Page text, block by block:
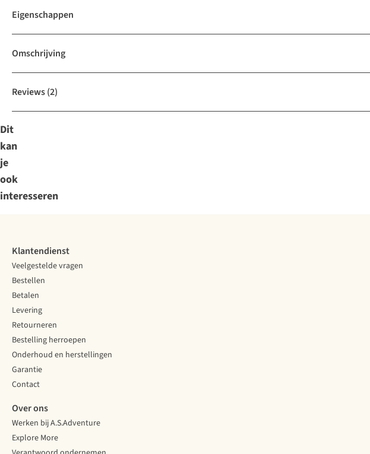
Eigenschappen
Omschrijving
Reviews(2)
Dit
kan
je
ook
interesseren
Klantendienst
Veelgestelde vragen
Bestellen
Betalen
Levering
Retourneren
Bestelling herroepen
Onderhoud en herstellingen
Garantie
Contact
Over ons
Werken bij A.S.Adventure
Explore More